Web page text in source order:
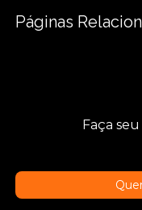
Páginas
Faça